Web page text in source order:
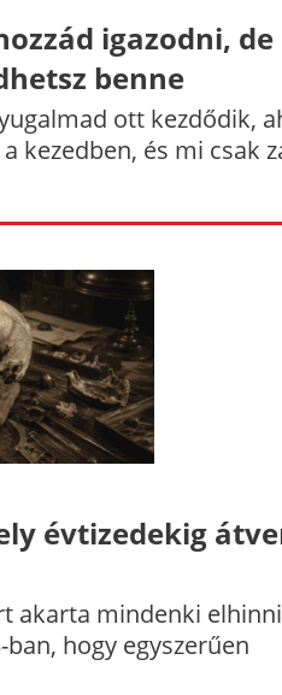
igazodni, de
benne
ott kezdődik,
kezedben, és mi csak
évtizedekig
akarta mindenki
hogy egyszerűen